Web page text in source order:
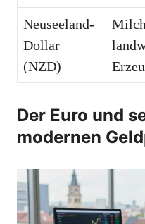
Neuseeland-
Dollar
(NZD)
Der Euro und
modernen